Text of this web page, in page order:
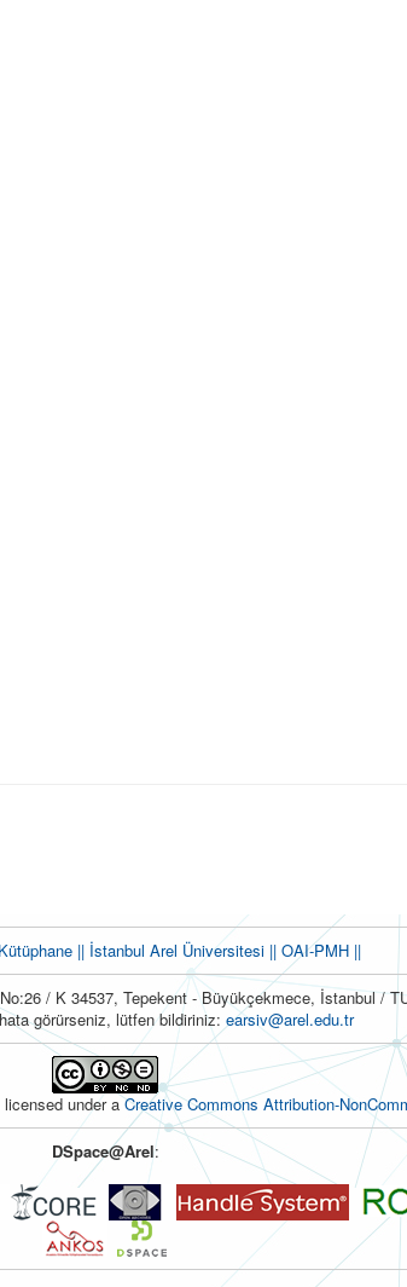
|| İstanbul Arel Üniversitesi ||OAI-PMH ||
/ K 34537, Tepekent - Büyükçekmece, İstanbul /
görürseniz, lütfen bildiriniz: earsiv@arel.edu.tr
under aCreative Commons Attribution-
DSpace@Arel: